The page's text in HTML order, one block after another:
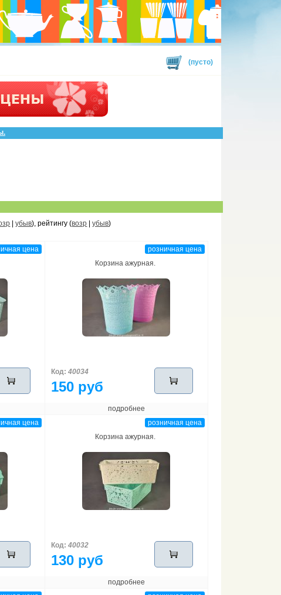
(пусто)
|убыв), рейтингу (возр |убыв)
цена
розничная цена
Корзина ажурная.
Код: 40034
150 руб
подробнее
цена
розничная цена
Корзина ажурная.
Код: 40032
130 руб
подробнее